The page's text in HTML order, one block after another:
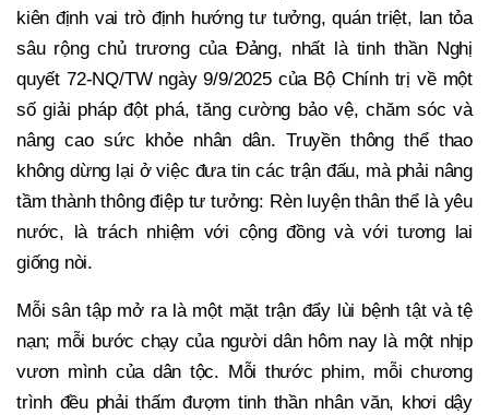
kiên định vai trò định hướng tư tưởng, quán triệt, lan tỏa
sâu rộng chủ trương của Đảng, nhất là tinh thần Nghị
quyết 72-NQ/TW ngày 9/9/2025 của Bộ Chính trị về một
số giải pháp đột phá, tăng cường bảo vệ, chăm sóc và
nâng cao sức khỏe nhân dân. Truyền thông thể thao
không dừng lại ở việc đưa tin các trận đấu, mà phải nâng
tầm thành thông điệp tư tưởng: Rèn luyện thân thể là yêu
nước, là trách nhiệm với cộng đồng và với tương lai
giống nòi.
Mỗi sân tập mở ra là một mặt trận đẩy lùi bệnh tật và tệ
nạn; mỗi bước chạy của người dân hôm nay là một nhịp
vươn mình của dân tộc. Mỗi thước phim, mỗi chương
trình đều phải thấm đượm tinh thần nhân văn, khơi dậy